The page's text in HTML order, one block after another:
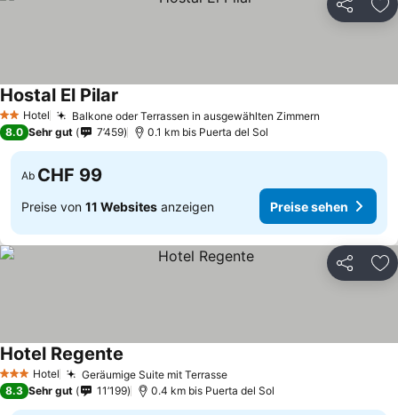
Teilen
2 Sterne
Hotel Balkone oder Terrassen in ausgewählten Zimmern
Hostal El Pilar
8.0 Sehr gut 7’459 0.1 km bis Puerta del Sol
Ab CHF 99
Preise von 11 Websites anzeigen Preise sehen
Teilen
3 SterneHotel Geräumige Suite mit TerrassePreise sehen
Hotel Regente
8.3 Sehr gut 11’199 0.4 km bis Puerta del Sol